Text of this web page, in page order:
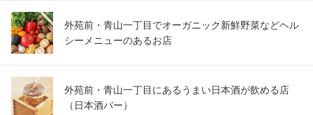
外苑前・青山一丁目でオーガニック新鮮野菜などヘル
シーメニューのあるお店
外苑前・青山一丁目にあるうまい日本酒が飲める店
（日本酒バー）